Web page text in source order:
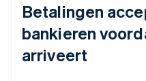
Betalingen
bankieren
arriveert